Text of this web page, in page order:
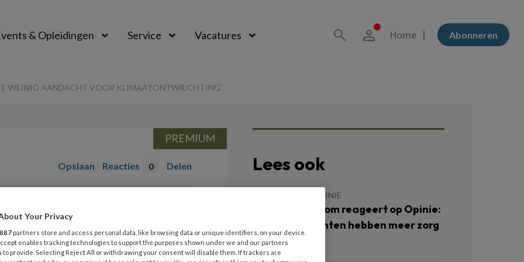
& Opleidingen Service Vacatures Abonneren
Home
WEINIG AANDACHT VOOR KLIMAATONTWRICHTING'
Opslaan Reacties 0 Delen
| ‘Er is
voor
PREMIUM
Lees ook
OPINIE
Kees Korrelboom reageert op Opinie:
‘Sommige cliënten hebben meer zorg
nodig’
Your Privacy
887 partners store and access personal data, like browsing data or unique identifiers, on your device.
enables tracking technologies to support the purposes shown under we and our partners
to provide. Selecting Reject All or withdrawing your consent will disable them. If trackers are